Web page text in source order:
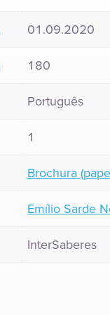
01.09.2020
180
Português
1
Brochura
Emílio Sarde
InterSaberes